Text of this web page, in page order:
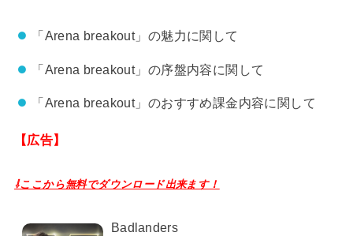
「Arena breakout」の魅力に関して
「Arena breakout」の序盤内容に関して
「Arena breakout」のおすすめ課金内容に関して
【広告】
⇩ここから無料でダウンロード出来ます！
Badlanders